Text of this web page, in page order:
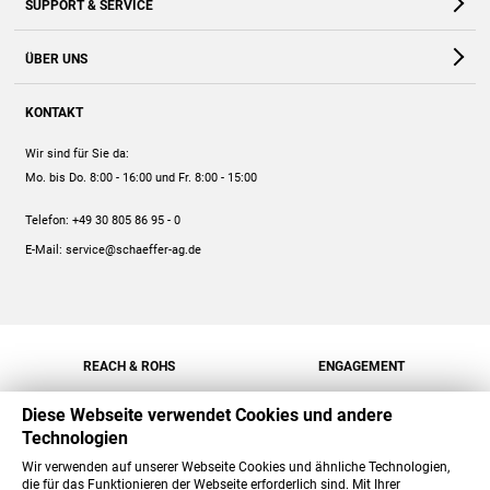
Webshop
SUPPORT & SERVICE
Online-Hilfe
Anleitungen
Preise
Versand
ÜBER UNS
KONTAKT
Wir sind für Sie da:
Mo. bis Do. 8:00 - 16:00 und Fr. 8:00 - 15:00
Telefon: +49 30 805 86 95 - 0
E-Mail: service@schaeffer-ag.de
REACH & ROHS ENGAGEMENT
Diese Webseite verwendet Cookies und andere
Technologien
Wir verwenden auf unserer Webseite Cookies und ähnliche Technologien,
die für das Funktionieren der Webseite erforderlich sind. Mit Ihrer